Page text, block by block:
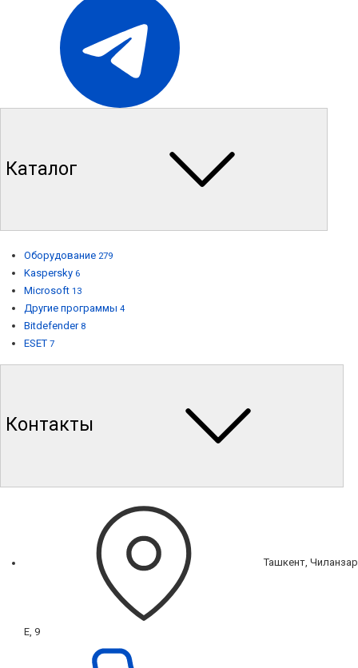
Каталог
Оборудование 279
Kaspersky 6
Microsoft 13
Другие программы 4
Bitdefender 8
ESET 7
Контакты
Ташкент, Чиланзар
Е, 9